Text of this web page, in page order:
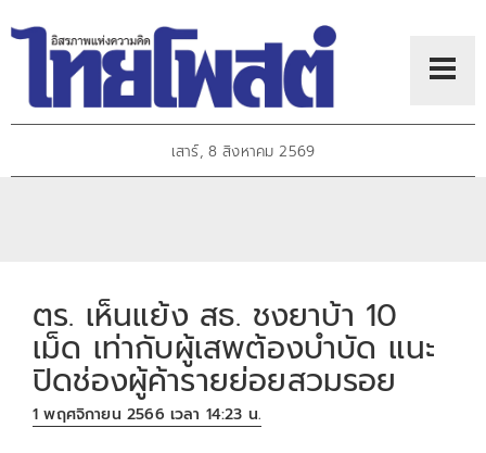
เสาร์, 8 สิงหาคม 2569
ตร. เห็นแย้ง สธ. ชงยาบ้า 10
เม็ด เท่ากับผู้เสพต้องบำบัด แนะ
ปิดช่องผู้ค้ารายย่อยสวมรอย
1 พฤศจิกายน 2566 เวลา 14:23 น.